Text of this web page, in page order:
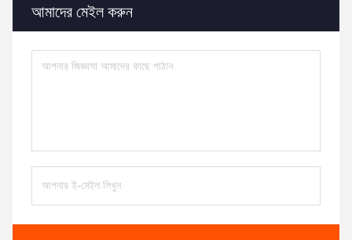
আমাদের মেইল ​​করুন